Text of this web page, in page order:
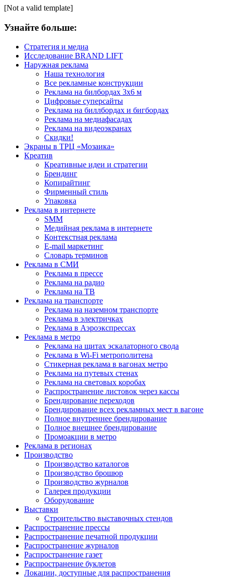
[Not a valid template]
Узнайте больше:
Стратегия и медиа
Исследование BRAND LIFT
Наружная реклама
Наша технология
Все рекламные конструкции
Реклама на билбордах 3х6 м
Цифровые суперсайты
Реклама на биллбордах и бигбордах
Реклама на медиафасадах
Реклама на видеоэкранах
Скидки!
Экраны в ТРЦ «Мозаика»
Креатив
Креативные идеи и стратегии
Брендинг
Копирайтинг
Фирменный стиль
Упаковка
Реклама в интернете
SMM
Медийная реклама в интернете
Контекстная реклама
E-mail маркетинг
Словарь терминов
Реклама в СМИ
Реклама в прессе
Реклама на радио
Реклама на ТВ
Реклама на транспорте
Реклама на наземном транспорте
Реклама в электричках
Реклама в Аэроэкспрессах
Реклама в метро
Реклама на щитах эскалаторного свода
Реклама в Wi-Fi метрополитена
Стикерная реклама в вагонах метро
Реклама на путевых стенах
Реклама на световых коробах
Распространение листовок через кассы
Брендирование переходов
Брендирование всех рекламных мест в вагоне
Полное внутреннее брендирование
Полное внешнее брендирование
Промоакции в метро
Реклама в регионах
Производство
Производство каталогов
Производство брошюр
Производство журналов
Галерея продукции
Оборудование
Выставки
Строительство выставочных стендов
Распространение прессы
Распространение печатной продукции
Распространение журналов
Распространение газет
Распространение буклетов
Локации, доступные для распространения